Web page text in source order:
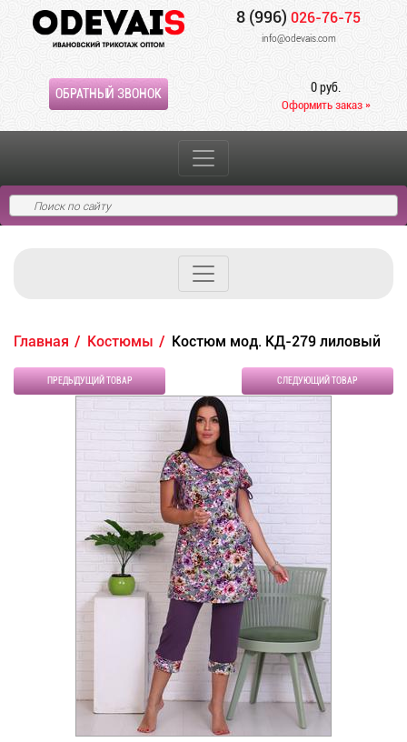
8 (996) 026-76-75
info@odevais.com
ОБРАТНЫЙ ЗВОНОК 0 руб.
Оформить заказ »
Главная Костюмы Костюм мод. КД-279 лиловый
ПРЕДЫДУЩИЙ ТОВАР СЛЕДУЮЩИЙ ТОВАР